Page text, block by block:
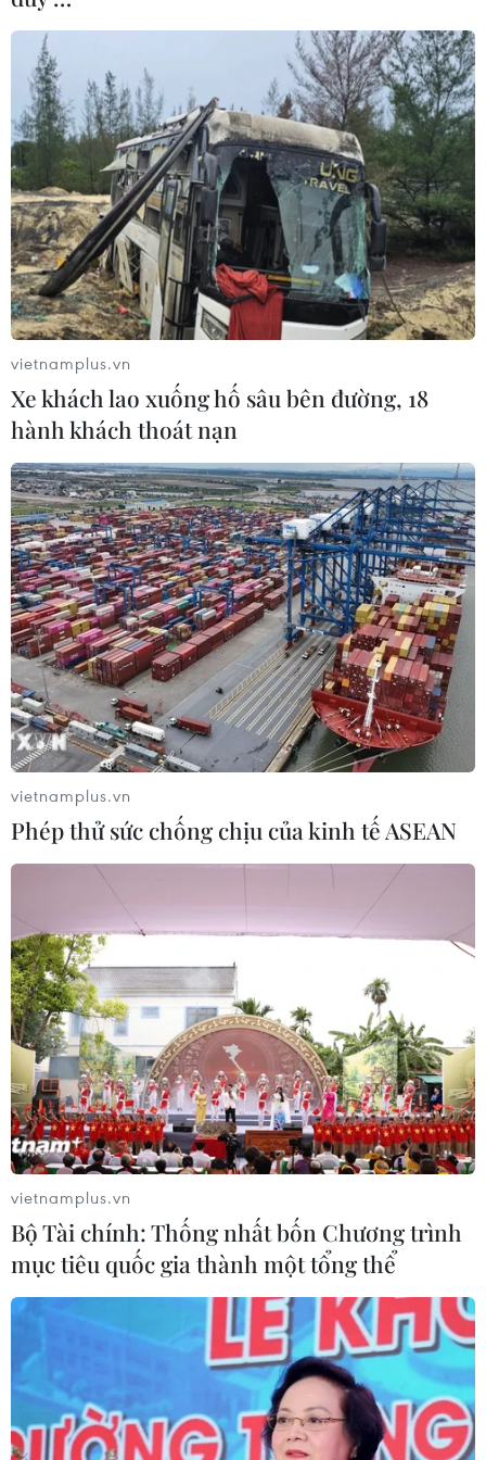
TIN CÙNG CHUYÊN MỤC
Cần Thơ thúc đẩy hợp tác du lịch với
đối tác Hàn Quốc
07/08/2026 12:46
vietnamplus.vn
Xe khách lao xuống hố sâu bên đường, 18
hành khách thoát nạn
vietnamplus.vn
Phép thử sức chống chịu của kinh tế ASEAN
vietnamplus.vn
Bộ Tài chính: Thống nhất bốn Chương trình
mục tiêu quốc gia thành một tổng thể